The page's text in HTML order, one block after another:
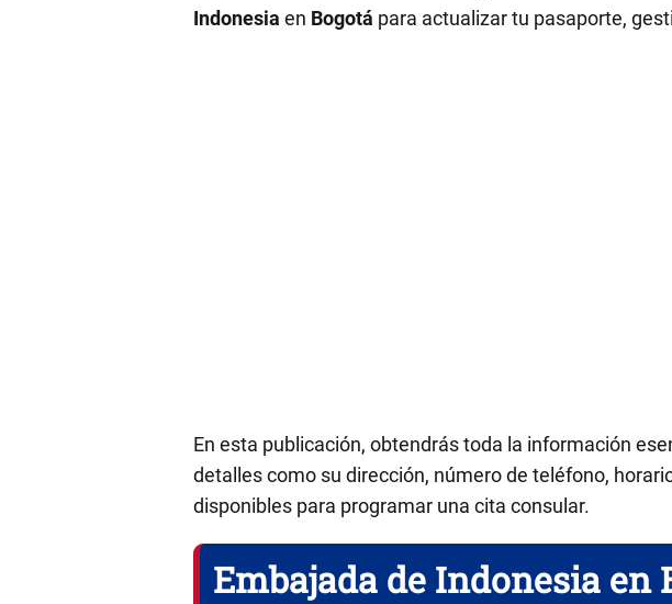
Indonesia en Bogotá para actualizar tu pasaporte,
En esta publicación, obtendrás toda la información
detalles como su dirección, número de teléfono,
disponibles para programar una cita consular.
Embajada de Indonesia en